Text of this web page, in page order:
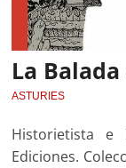
La
ASTURIES
Historietista e
Ediciones.